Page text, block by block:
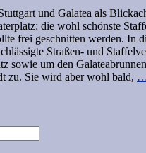
und Galatea als
die wohl schönste
frei geschnitten werden. In
Straßen- und
sowie um den
zu. Sie wird aber wohl bald, …